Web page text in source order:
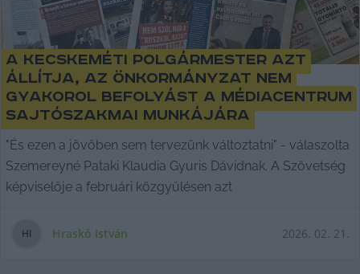
A kecskeméti polgármester azt
állítja, az önkormányzat nem
gyakorol befolyást a Médiacentrum
sajtószakmai munkájára
"És ezen a jövőben sem tervezünk változtatni" - válaszolta
Szemereyné Pataki Klaudia Gyuris Dávidnak. A Szövetség
képviselője a februári közgyűlésen azt
HI Hraskó István 2026. 02. 21.